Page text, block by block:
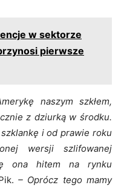
w sektorze
pierwsze
naszym szkłem,
z dziurką w środku.
i od prawie roku
wersji szlifowanej
ona hitem na rynku
– Oprócz tego mamy